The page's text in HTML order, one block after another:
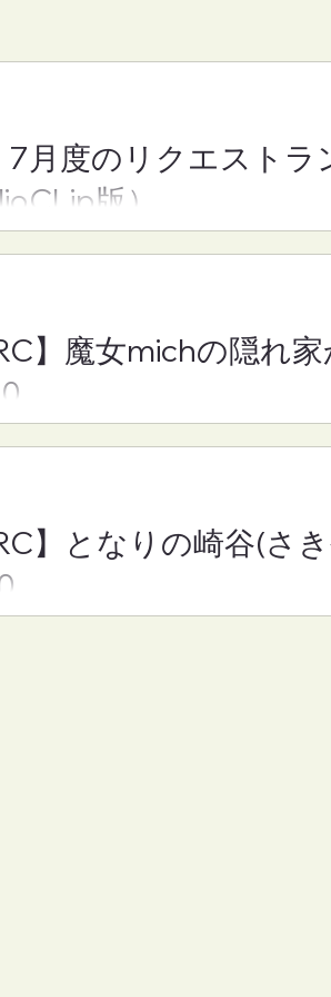
】魔女michの隠れ
年8月7日
【
7月度のリクエスト
版）
】魔女michの隠れ
】となりの崎谷(さ